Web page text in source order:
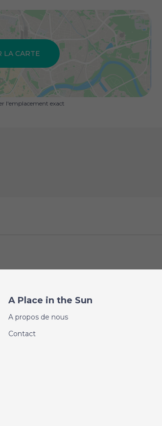
LA CARTE
l'emplacement exact
A Place in the Sun
A propos de nous
Contact